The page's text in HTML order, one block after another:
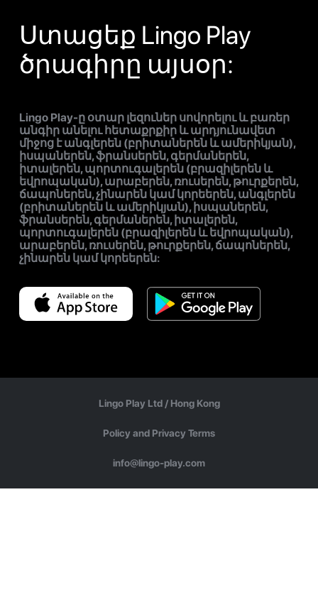
Ստացեք Lingo Play
ծրագիրը այսօր:
Lingo Play-ը օտար լեզուներ սովորելու և բառեր
անգիր անելու հետաքրքիր և արդյունավետ
միջոց է անգլերեն (բրիտաներեն և ամերիկյան),
իսպաներեն, ֆրանսերեն, գերմաներեն,
իտալերեն, պորտուգալերեն (բրազիլերեն և
եվրոպական), արաբերեն, ռուսերեն, թուրքերեն,
ճապոներեն, չինարեն կամ կորեերեն, անգլերեն
(բրիտաներեն և ամերիկյան), իսպաներեն,
ֆրանսերեն, գերմաներեն, իտալերեն,
պորտուգալերեն (բրազիլերեն և եվրոպական),
արաբերեն, ռուսերեն, թուրքերեն, ճապոներեն,
չինարեն կամ կորեերեն:
Lingo Play Ltd / Hong Kong
Policy and Privacy Terms
info@lingo-play.com